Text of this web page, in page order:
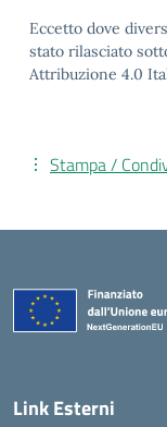
Eccetto dove
stato rilasciato
Attribuzione 4.0
Stampa /
Link Esterni